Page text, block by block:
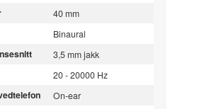
40 mm
Binaural
3,5 mm jakk
20 - 20000 Hz
On-ear